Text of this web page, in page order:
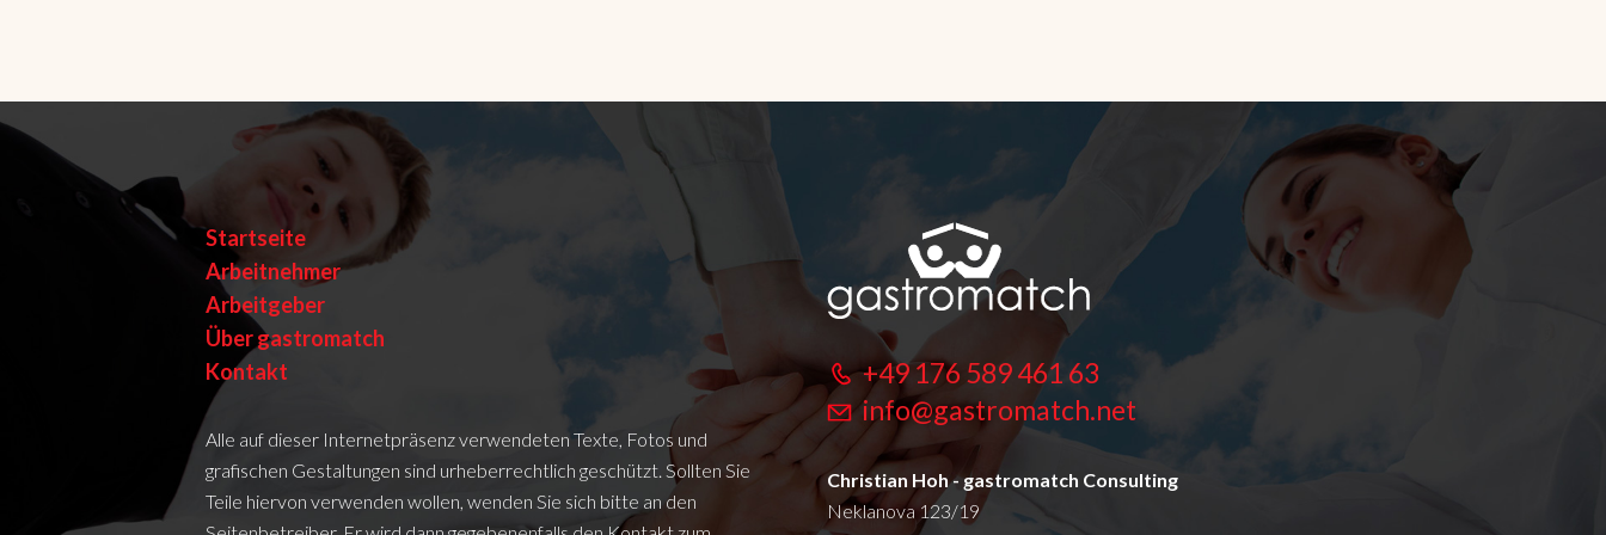
Startseite
Arbeitnehmer
Arbeitgeber
Über gastromatch
Kontakt
Alle auf dieser Internetpräsenz verwendeten Texte, Fotos und
grafischen Gestaltungen sind urheberrechtlich geschützt. Sollten Sie
Teile hiervon verwenden wollen, wenden Sie sich bitte an den
+49 176 589 461 63
info@gastromatch.net
Christian Hoh - gastromatch Consulting
Neklanova 123/19